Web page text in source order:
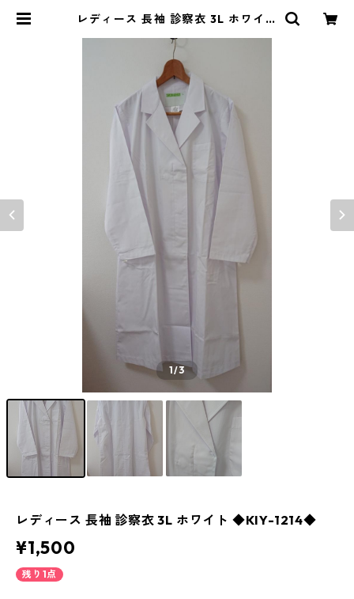
レディース 長袖 診察衣 3L ホワイト
UCE
1/3
レディース 長袖 診察衣 3L ホワイト ◆KIY-1214◆
¥1,500
残り1点